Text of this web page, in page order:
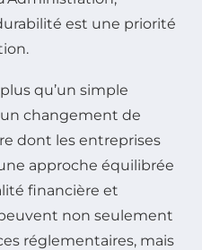
est une priorité
qu’un simple
changement de
dont les entreprises
approche équilibrée
financière et
non seulement
réglementaires, mais